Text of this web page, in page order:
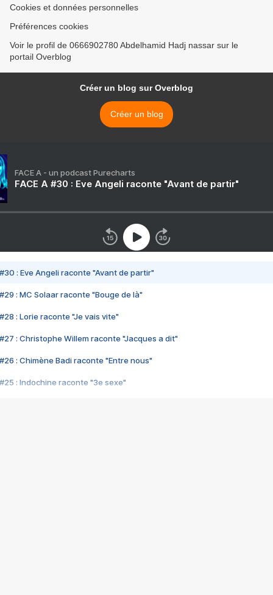
Cookies et données personnelles
Préférences cookies
Voir le profil de 0666902780 Abdelhamid Hadj nassar sur le
portail Overblog
Créer un blog sur Overblog
Créer un blog
FACE A - un podcast Purecharts
FACE A #30 : Eve Angeli raconte "Avant de partir"
#30 : Eve Angeli raconte "Avant de partir"
#29 : MC Solaar raconte "Bouge de là"
#28 : Lorie raconte "Je vais vite"
#27 : Christophe Willem raconte "Jacques a dit"
#26 : Chimène Badi raconte "Entre nous"
#25 : Indochine raconte "3e sexe"